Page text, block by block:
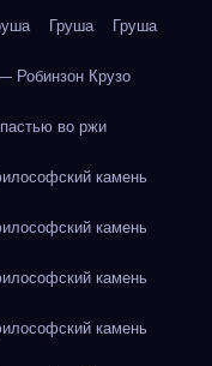
Груша Груша
Робинзон Крузо
во ржи
камень
камень
камень
камень